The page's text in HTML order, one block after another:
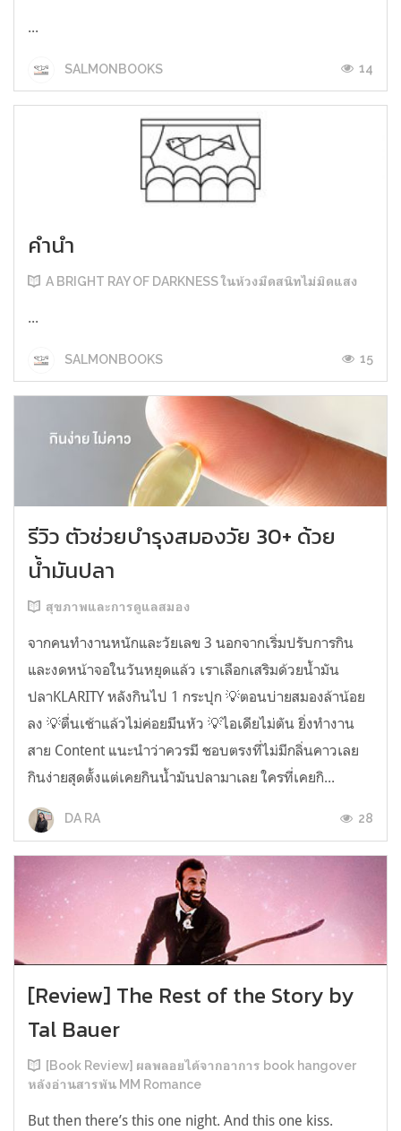
...
SALMONBOOKS 14
คำนำ
A BRIGHT RAY OF DARKNESS ในห้วงมืดสนิทไม่มิดแสง
...
SALMONBOOKS 15
รีวิว ตัวช่วยบำรุงสมองวัย 30+ ด้วย
น้ำมันปลา
สุขภาพและการดูแลสมอง
จากคนทำงานหนักและวัยเลข 3 นอกจากเริ่มปรับการกิน
และงดหน้าจอในวันหยุดแล้ว เราเลือกเสริมด้วยน้ำมัน
ปลาKLARITY หลังกินไป 1 กระปุก 💡ตอนบ่ายสมองล้าน้อย
ลง 💡ตื่นเช้าแล้วไม่ค่อยมึนหัว 💡ไอเดียไม่ตัน ยิ่งทำงาน
สาย Content แนะนำว่าควรมี ชอบตรงที่ไม่มีกลิ่นคาวเลย
กินง่ายสุดตั้งแต่เคยกินน้ำมันปลามาเลย ใครที่เคยกิ...
DA RA 28
[Review] The Rest of the Story by
Tal Bauer
[Book Review] ผลพลอยได้จากอาการ book hangover
หลังอ่านสารพัน MM Romance
But then there’s this one night. And this one kiss.